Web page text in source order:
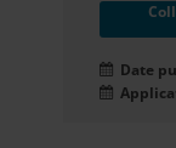
Date